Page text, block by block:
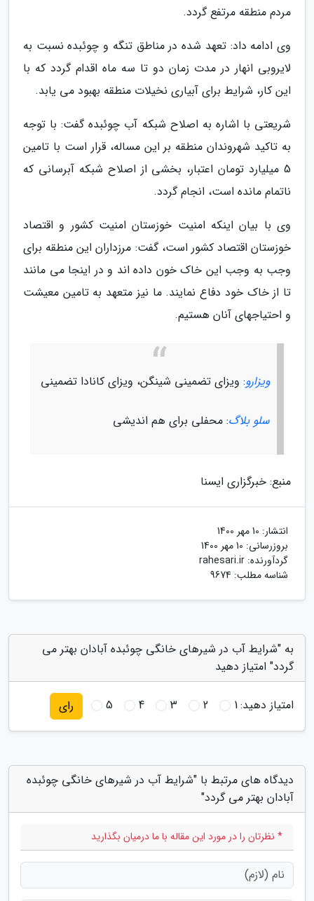
مردم منطقه مرتفع گردد.
وی ادامه داد: تعهد شده در مناطق تنگه و چوئبده نسبت به
لایروبی انهار در مدت زمان دو تا سه ماه اقدام گردد که با
این کار، شرایط برای آبیاری نخیلات منطقه بهبود می یابد.
شریعتی با اشاره به اصلاح شبکه آب چوئبده گفت: با توجه
به تاکید شهروندان منطقه بر این مساله، قرار است با تامین
5 میلیارد تومان اعتبار، بخشی از اصلاح شبکه آبرسانی که
ناتمام مانده است، انجام گردد.
وی با بیان اینکه امنیت خوزستان امنیت کشور و اقتصاد
خوزستان اقتصاد کشور است، گفت: مرزداران این منطقه برای
وجب به وجب این خاک خون داده اند و در اینجا می مانند
تا از خاک خود دفاع نمایند. ما نیز متعهد به تامین معیشت
و احتیاجهای آنان هستیم.
ویزارو: ویزای تضمینی شینگن، ویزای کانادا تضمینی
سلو بلاگ: محفلی برای هم اندیشی
منبع: خبرگزاری ایسنا
انتشار: 10 مهر 1400
بروزرسانی: 10 مهر 1400
گردآورنده: rahesari.ir
شناسه مطلب: 9674
به "شرایط آب در شیرهای خانگی چوئبده آبادان بهتر می
گردد" امتیاز دهید
امتیاز دهید:1
2
3
4
5 رای
دیدگاه های مرتبط با "شرایط آب در شیرهای خانگی چوئبده
آبادان بهتر می گردد"
* نظرتان را در مورد این مقاله با ما درمیان بگذارید